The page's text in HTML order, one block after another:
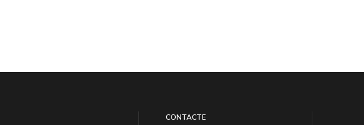
CONTACTE